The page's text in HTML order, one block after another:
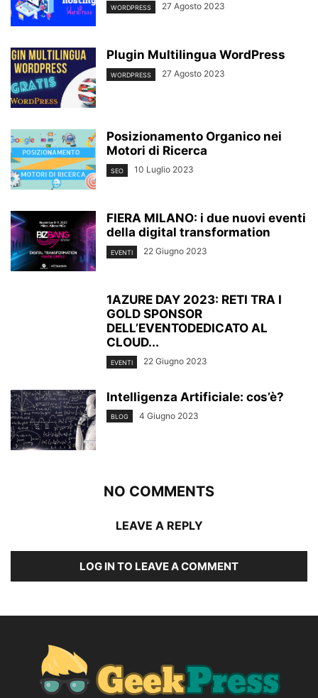
WORDPRESS 27 Agosto 2023
Plugin Multilingua WordPress
WORDPRESS 27 Agosto 2023
Posizionamento Organico nei
Motori di Ricerca
SEO 10 Luglio 2023
FIERA MILANO: i due nuovi eventi
della digital transformation
EVENTI 22 Giugno 2023
1AZURE DAY 2023: RETI TRA I
GOLD SPONSOR
DELL’EVENTODEDICATO AL
CLOUD...
EVENTI 22 Giugno 2023
Intelligenza Artificiale: cos’è?
BLOG 4 Giugno 2023
NO COMMENTS
LEAVE A REPLY
LOG IN TO LEAVE A COMMENT